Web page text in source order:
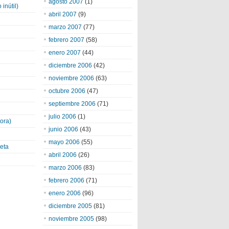
agosto 2007 (1)
abril 2007 (9)
marzo 2007 (77)
febrero 2007 (58)
enero 2007 (44)
diciembre 2006 (42)
noviembre 2006 (63)
octubre 2006 (47)
septiembre 2006 (71)
julio 2006 (1)
junio 2006 (43)
mayo 2006 (55)
abril 2006 (26)
marzo 2006 (83)
febrero 2006 (71)
enero 2006 (96)
diciembre 2005 (81)
noviembre 2005 (98)
inútil)